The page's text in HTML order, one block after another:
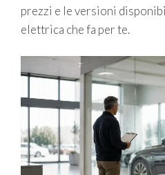
prezzi e le versioni
elettrica che fa per te.